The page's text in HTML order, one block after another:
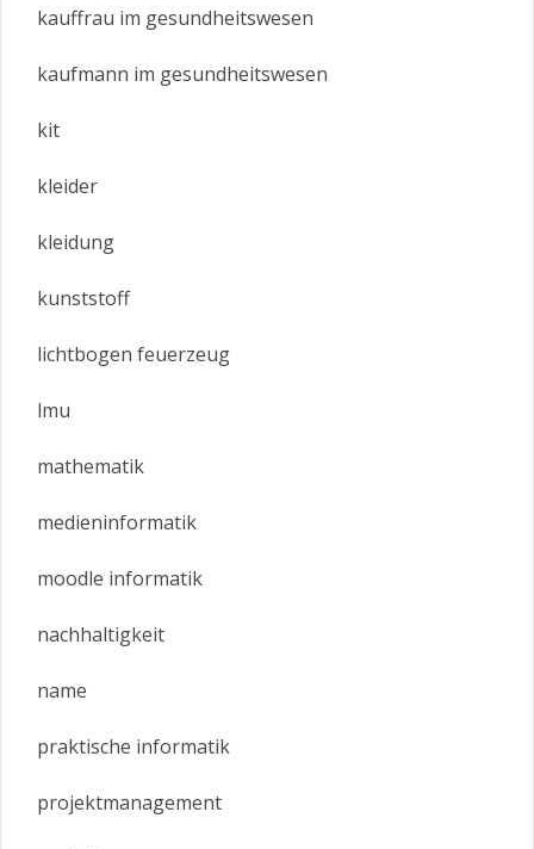
kauffrau im gesundheitswesen
kaufmann im gesundheitswesen
kit
kleider
kleidung
kunststoff
lichtbogen feuerzeug
lmu
mathematik
medieninformatik
moodle informatik
nachhaltigkeit
name
praktische informatik
projektmanagement